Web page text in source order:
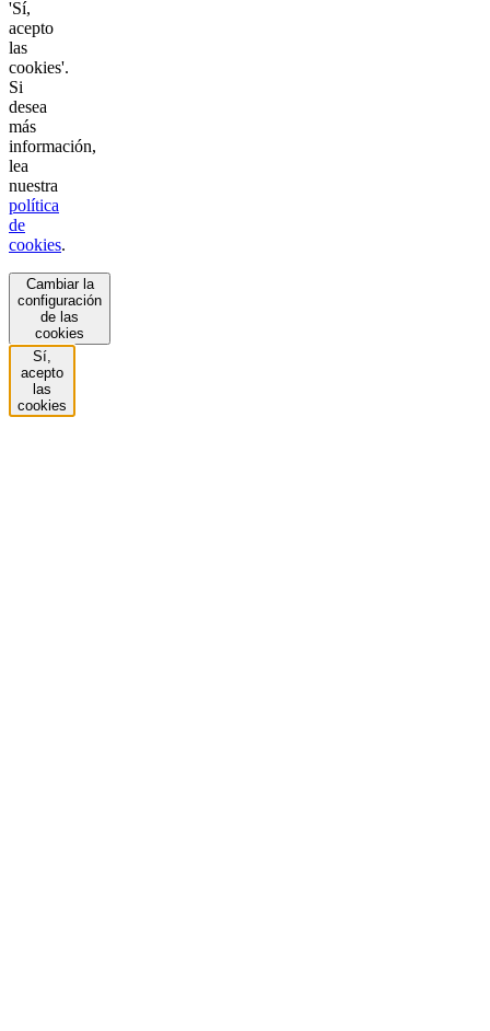
'Sí,
acepto
las
cookies'.
Si
desea
más
información,
lea
nuestra
política
de
cookies.
Cambiar la
configuración
de las
cookies
Sí,
acepto
las
cookies